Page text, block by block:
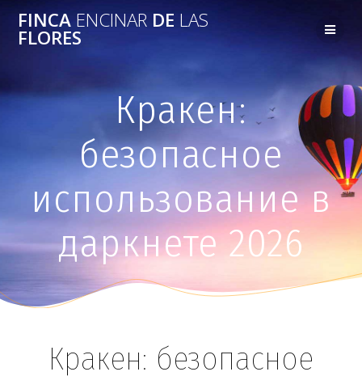
FINCAENCINAR DE LAS
FLORES
Кракен:
безопасное
использование в
даркнете 2026
Кракен: безопасное